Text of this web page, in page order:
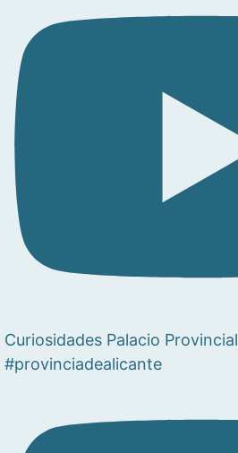
Curiosidades Palacio Provincial
#provinciadealicante